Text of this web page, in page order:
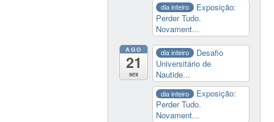
dia inteiro
Exposição:
Perder Tudo.
Novament...
AGO
21
sex
dia inteiro
Desafio
Universitário de
Nautide...
dia inteiro
Exposição:
Perder Tudo.
Novament...